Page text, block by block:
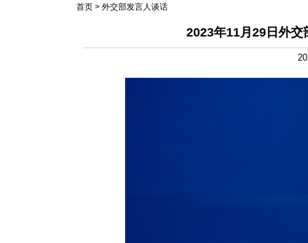
首页 > 外交部发言人谈话
2023年11月29日外